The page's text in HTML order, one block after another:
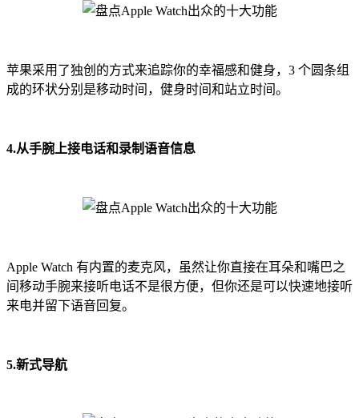
苹果采用了独创的方式来追踪你的幸福感和健身，3 个圆条组
成的环状分别是移动时间，健身时间和站立时间。
4.从手腕上接电话和录制语音信息
Apple Watch 有内置的麦克风，虽然让你直接在耳朵和嘴巴之
间移动手腕来接听电话不是很方便，但你还是可以快速地接听
来电并留下语音回复。
5.新式导航